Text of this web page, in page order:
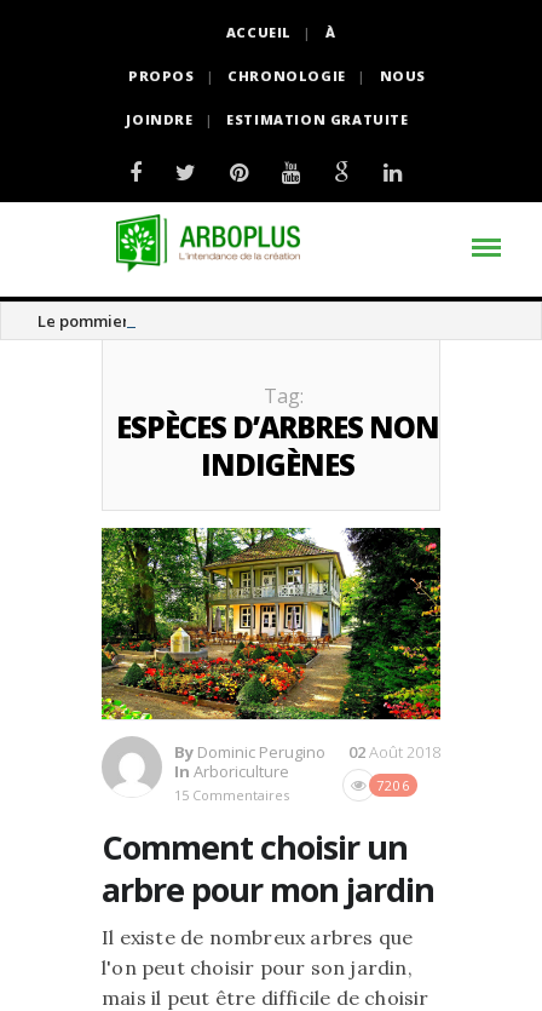
ACCUEIL À
PROPOS CHRONOLOGIE NOUS
JOINDRE ESTIMATION GRATUITE
Le pommier thé
Tag:
ESPÈCES D’ARBRES NON
INDIGÈNES
By Dominic Perugino
In Arboriculture
15 Commentaires
7206
02Août 2018
Comment choisir un
arbre pour mon jardin
Il existe de nombreux arbres que
l'on peut choisir pour son jardin,
mais il peut être difficile de choisir